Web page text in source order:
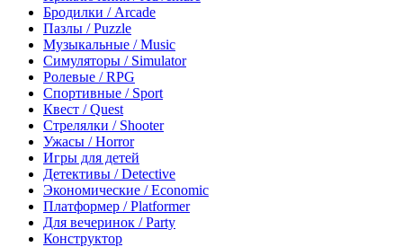
Бродилки / Arcade
Пазлы / Puzzle
Музыкальные / Music
Симуляторы / Simulator
Ролевые / RPG
Спортивные / Sport
Квест / Quest
Стрелялки / Shooter
Ужасы / Horror
Игры для детей
Детективы / Detective
Экономические / Economic
Платформер / Platformer
Для вечеринок / Party
Конструктор